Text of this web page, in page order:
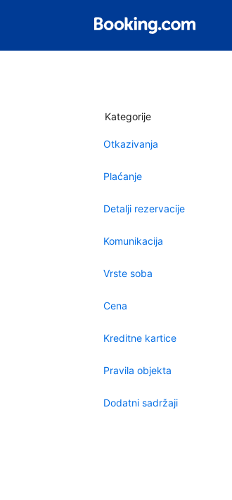
Kategorije
Otkazivanja
Plaćanje
Detalji rezervacije
Komunikacija
Vrste soba
Cena
Kreditne kartice
Pravila objekta
Dodatni sadržaji